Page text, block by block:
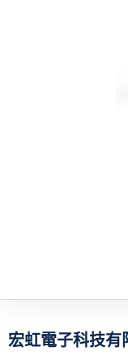
宏虹電子科技有